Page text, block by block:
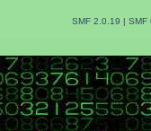
SMF 2.0.19 SMF